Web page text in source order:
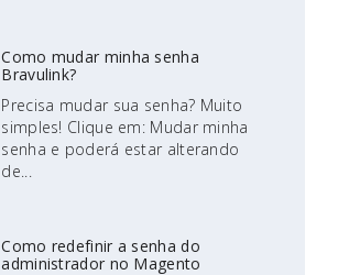
Como mudar minha senha
Bravulink?
Precisa mudar sua senha? Muito
simples! Clique em: Mudar minha
senha e poderá estar alterando
de...
Como redefinir a senha do
administrador no Magento